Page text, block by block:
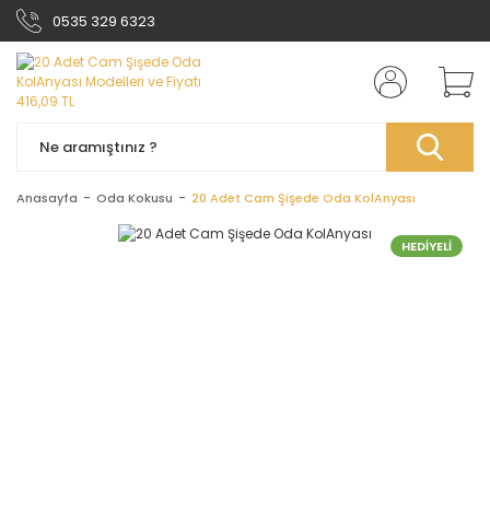
0535 329 6323
Anasayfa Oda Kokusu 20 Adet Cam Şişede Oda KolAnyası
HEDİYELİ